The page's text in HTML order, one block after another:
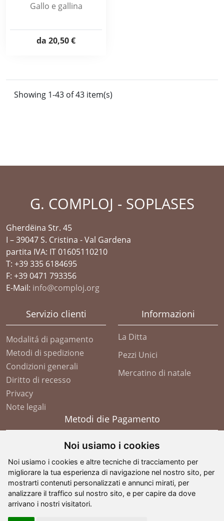
Noi usiamo i cookies
Noi usiamo i cookies e altre tecniche di tracciamento per
migliorare la tua esperienza di navigazione nel nostro sito, per
mostrarti contenuti personalizzati e annunci mirati, per
analizzare il traffico sul nostro sito, e per capire da dove
arrivano i nostri visitatori.
Gallo e gallina
da 20,50 €
Showing 1-43 of 43 item(s)
G. COMPLOJ - SOPLASES
Gherdëina Str. 45
I – 39047 S. Cristina - Val Gardena
partita IVA: IT 01605110210
T: +39 335 6184695
F: +39 0471 793356
E-Mail: info@comploj.org
Servizio clienti
Modalitá di pagamento
Metodi di spedizione
Condizioni generali
Diritto di recesso
Privacy
Note legali
Informazioni
La Ditta
Pezzi Unici
Mercatino di natale
Metodi die Pagamento